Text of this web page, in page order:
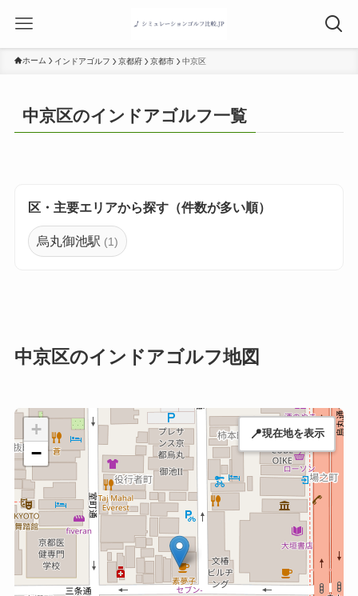
ホーム インドアゴルフ 京都府 京都市 中京区
中京区のインドアゴルフ一覧
区・主要エリアから探す（件数が多い順）
烏丸御池駅 (1)
中京区のインドアゴルフ地図
+
−
📍現在地を表示